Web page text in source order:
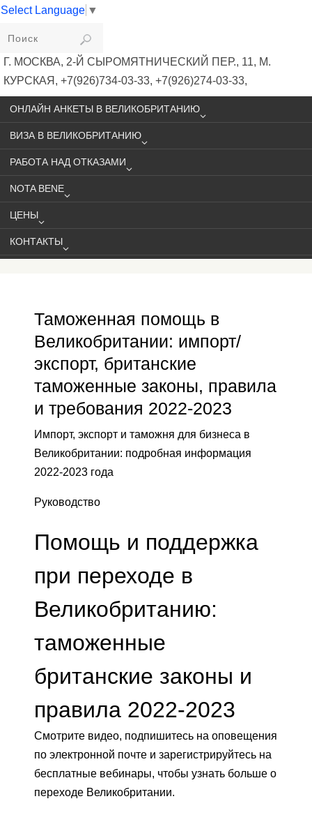
Select Language ▼
VIKIVISA
Г. МОСКВА, 2-Й СЫРОМЯТНИЧЕСКИЙ ПЕР., 11, М.
КУРСКАЯ, +7(926)734-03-33, +7(926)274-03-33,
VISA@VIKIVISA.RU
ОНЛАЙН АНКЕТЫ В ВЕЛИКОБРИТАНИЮ
ВИЗА В ВЕЛИКОБРИТАНИЮ
РАБОТА НАД ОТКАЗАМИ
NOTA BENE
ЦЕНЫ
КОНТАКТЫ
Таможенная помощь в
Великобритании: импорт/
экспорт, британские
таможенные законы, правила
и требования 2022-2023
Импорт, экспорт и таможня для бизнеса в
Великобритании: подробная информация
2022-2023 года
Руководство
Помощь и поддержка
при переходе в
Великобританию:
таможенные
британские законы и
правила 2022-2023
Смотрите видео, подпишитесь на оповещения
по электронной почте и зарегистрируйтесь на
бесплатные вебинары, чтобы узнать больше о
переходе Великобритании.